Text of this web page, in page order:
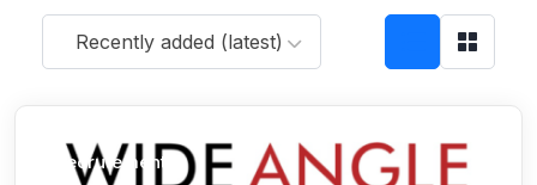
Recently added (latest)
Recrutement